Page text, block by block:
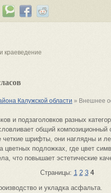
краеведение
Калужской области » Внешнее
и подзаголовков разных
общий композиционный
шрифты, они наглядны и
цветных подложках, где цвет
что повышает эстетические
Страницы: 1 2 3 4
и укладка асфальта.